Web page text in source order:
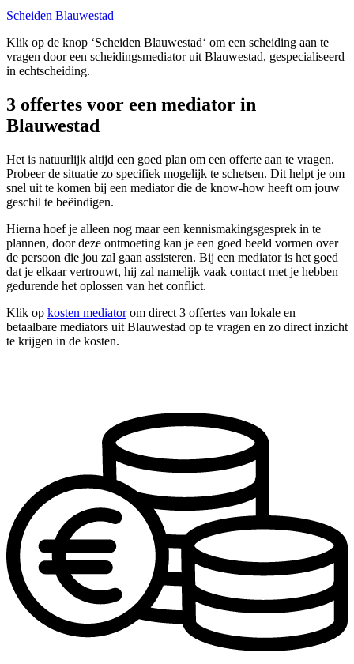
Scheiden Blauwestad
Klik op de knop ‘Scheiden Blauwestad‘ om een scheiding aan te
vragen door een scheidingsmediator uit Blauwestad, gespecialiseerd
in echtscheiding.
3 offertes voor een mediator in
Blauwestad
Het is natuurlijk altijd een goed plan om een offerte aan te vragen.
Probeer de situatie zo specifiek mogelijk te schetsen. Dit helpt je om
snel uit te komen bij een mediator die de know-how heeft om jouw
geschil te beëindigen.
Hierna hoef je alleen nog maar een kennismakingsgesprek in te
plannen, door deze ontmoeting kan je een goed beeld vormen over
de persoon die jou zal gaan assisteren. Bij een mediator is het goed
dat je elkaar vertrouwt, hij zal namelijk vaak contact met je hebben
gedurende het oplossen van het conflict.
Klik op kosten mediatorom direct 3 offertes van lokale en
betaalbare mediators uit Blauwestad op te vragen en zo direct inzicht
te krijgen in de kosten.